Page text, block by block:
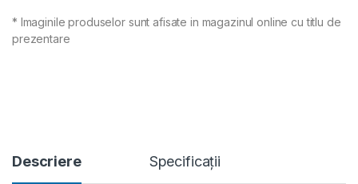
* Imaginile produselor sunt afisate in magazinul online cu titlu de
prezentare
Descriere Specificații